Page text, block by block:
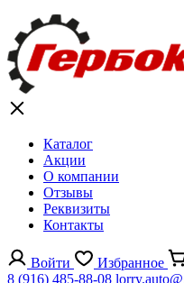
Каталог
Акции
О компании
Отзывы
Реквизиты
Контакты
Войти Избранное
8 (916) 485-88-08